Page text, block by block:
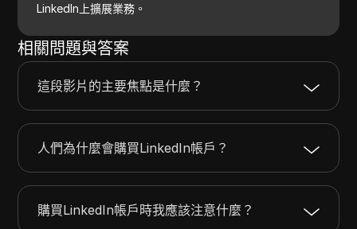
LinkedIn上擴展業務。
相關問題與答案
這段影片的主要焦點是什麼？
人們為什麼會購買LinkedIn帳戶？
購買LinkedIn帳戶時我應該注意什麼？